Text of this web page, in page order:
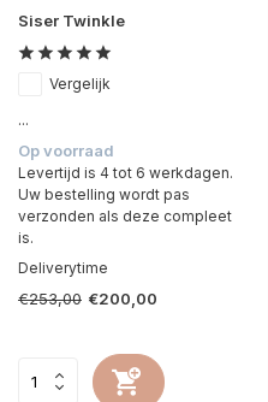
Siser Twinkle
Vergelijk
...
Op voorraad
Levertijd is 4 tot 6 werkdagen.
Uw bestelling wordt pas
verzonden als deze compleet
is.
Deliverytime
€253,00 €200,00